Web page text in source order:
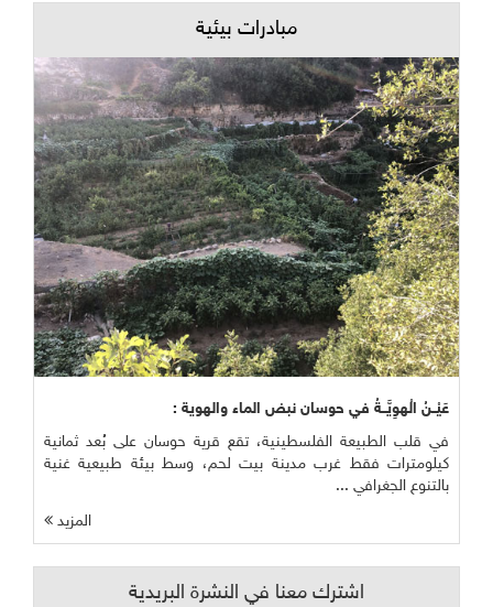
مبادرات بيئية
عَيْــنُ الْهوِيَّــةُ في حوسان نبض الماء والهوية :
في قلب الطبيعة الفلسطينية، تقع قرية حوسان على بُعد ثمانية
كيلومترات فقط غرب مدينة بيت لحم، وسط بيئة طبيعية غنية
بالتنوع الجغرافي ...
المزيد
اشترك معنا في النشرة البريدية